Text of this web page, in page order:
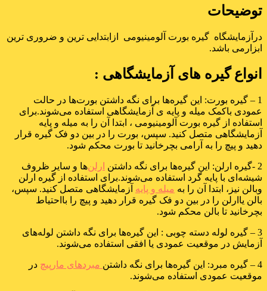
توضیحات
درآزمایشگاه گیره بورت آلومینیومی ازابتدایی ترین و ضروری ترین
ابزارمی باشد.
انواع گیره های آزمایشگاهی :
1 – گیره بورت: این گیره‌ها برای نگه داشتن بورت‌ها در حالت
عمودی باکمک میله و پایه ی آزمایشگاهی استفاده می‌شوند.برای
استفاده از گیره بورت آلومینیومی ، ابتدا آن را به میله و پایه
آزمایشگاهی متصل کنید. سپس، بورت را در بین دو فک گیره قرار
دهید و پیچ را به آرامی بچرخانید تا بورت محکم شود.
2 -گیره ارلن: این گیره‌ها برای نگه داشتن ارلن‌ها و سایر ظروف
شیشه‌ای با پایه گرد استفاده می‌شوند.برای استفاده از گیره ارلن
وبالن نیز، ابتدا آن را به میله و پایه آزمایشگاهی متصل کنید. سپس،
بالن یاارلن را در بین دو فک گیره قرار دهید و پیچ را بااحتیاط
بچرخانید تا بالن محکم شود.
3 – گیره لوله دسته چوبی : این گیره‌ها برای نگه داشتن لوله‌های
آزمایش در موقعیت عمودی یا افقی استفاده می‌شوند.
4 – گیره مبرد: این گیره‌ها برای نگه داشتن مبردهای مارپیچ در
موقعیت عمودی استفاده می‌شوند.